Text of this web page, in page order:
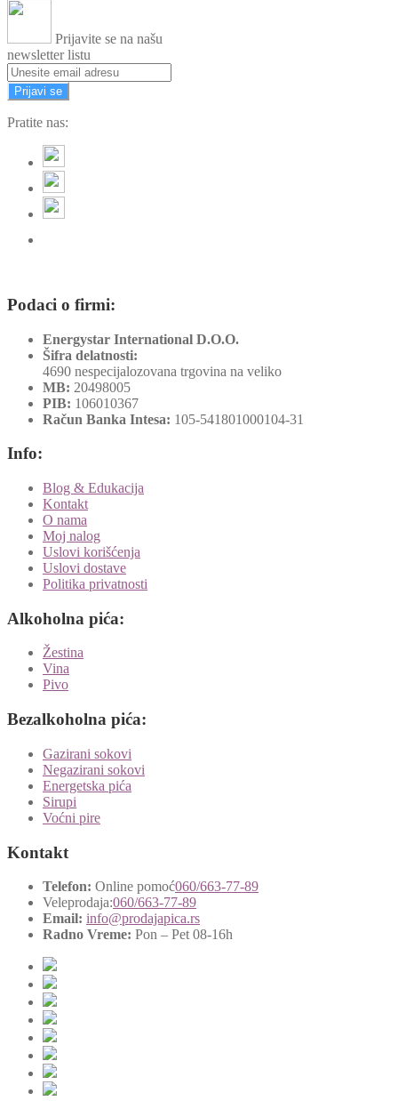
Prijavite se na našu
newsletter listu
Prijavi se
Pratite nas:
Podaci o firmi:
Energystar International D.O.O.
Šifra delatnosti:
4690 nespecijalozovana trgovina na veliko
MB: 20498005
PIB: 106010367
Račun Banka Intesa: 105-541801000104-31
Info:
Blog & Edukacija
Kontakt
O nama
Moj nalog
Uslovi korišćenja
Uslovi dostave
Politika privatnosti
Alkoholna pića:
Žestina
Vina
Pivo
Bezalkoholna pića:
Gazirani sokovi
Negazirani sokovi
Energetska pića
Sirupi
Voćni pire
Kontakt
Telefon: Online pomoć060/663-77-89
Veleprodaja:060/663-77-89
Email: info@prodajapica.rs
Radno Vreme: Pon – Pet 08-16h